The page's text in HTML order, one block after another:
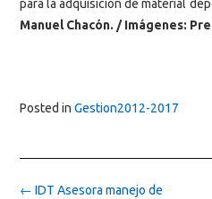
para la adquisición de material
Manuel Chacón. /Imágenes:
Posted in Gestion2012-2017
Post
← IDT Asesora manejo de